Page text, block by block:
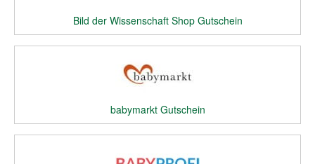
Bild der Wissenschaft Shop Gutschein
babymarkt Gutschein